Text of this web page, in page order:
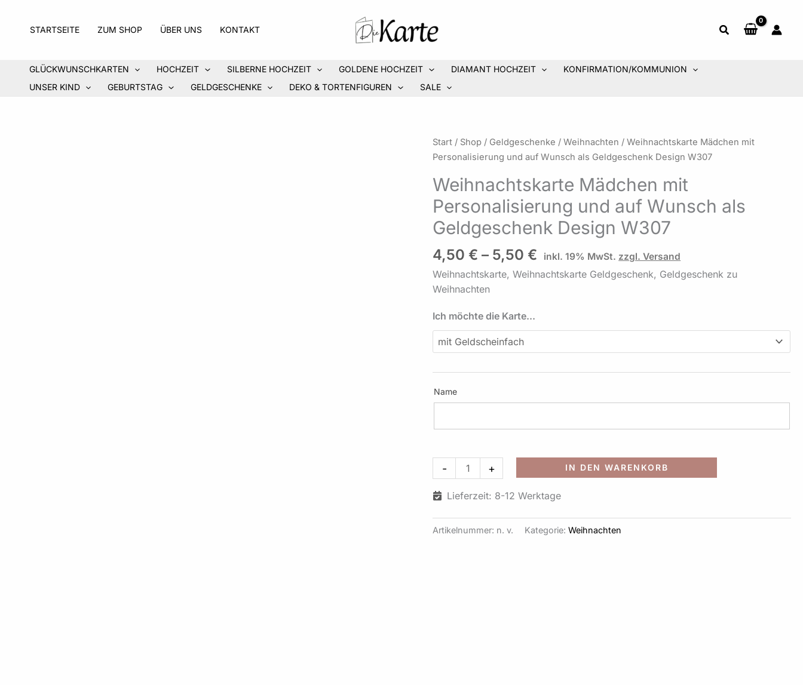
springen
STARTSEITE ZUM SHOP ÜBER UNS KONTAKT
GLÜCKWUNSCHKARTEN HOCHZEIT SILBERNE HOCHZEIT GOLDENE HOCHZEIT DIAMANT HOCHZEIT
KONFIRMATION/KOMMUNION
UNSER KIND
GEBURTSTAG GELDGESCHENKE DEKO & TORTENFIGUREN SALE
Start / Shop / Geldgeschenke /Weihnachten / Weihnachtskarte Mädchen mit
Personalisierung und auf Wunsch als Geldgeschenk Design W307
Weihnachtskarte Mädchen mit
Personalisierung und auf Wunsch als
Geldgeschenk Design W307
4,50€ – 5,50€
Preisspanne:
4,50 €
5,50 €
inkl. 19% MwSt. zzgl. Versand
Weihnachtskarte, Weihnachtskarte Geldgeschenk, Geldgeschenk zu
Weihnachten
Ich möchte die Karte...
Name
-
Weihnachtskarte
Mädchen
Personalisierung
und
auf
Wunsch
als
Geldgeschenk
Design
W307
+ IN DEN WARENKORB
Lieferzeit: 8-12 Werktage
Artikelnummer: n. v. Kategorie:Weihnachten